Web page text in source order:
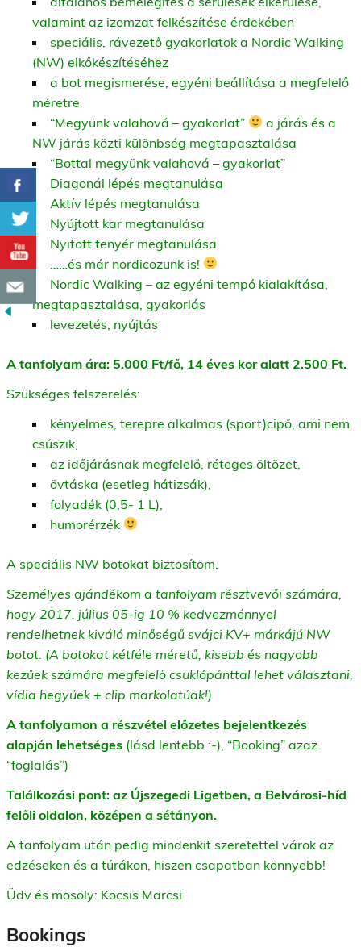
valamint az izomzat felkészítése érdekében
speciális, rávezető gyakorlatok a Nordic Walking
(NW) elkőkészítéséhez
a bot megismerése, egyéni beállítása a megfelelő
méretre
“Megyünk valahová – gyakorlat”
a járás és a
NW járás közti különbség megtapasztalása
“Bottal megyünk valahová – gyakorlat”
Diagonál lépés megtanulása
Aktív lépés megtanulása
Nyújtott kar megtanulása
Nyitott tenyér megtanulása
……és már nordicozunk is!
Nordic Walking – az egyéni tempó kialakítása,
megtapasztalása, gyakorlás
levezetés, nyújtás
A tanfolyam ára: 5.000 Ft/fő, 14 éves kor alatt 2.500 Ft.
Szükséges felszerelés:
kényelmes, terepre alkalmas (sport)cipő, ami nem
csúszik,
az időjárásnak megfelelő, réteges öltözet,
övtáska (esetleg hátizsák),
folyadék (0,5- 1 L),
humorérzék
A speciális NW botokat biztosítom.
Személyes ajándékom a tanfolyam résztvevői számára,
hogy 2017. július 05-ig 10 % kedvezménnyel
rendelhetnek kiváló minőségű svájci KV+ márkájú NW
botot. (A botokat kétféle méretű, kisebb és nagyobb
kezűek számára megfelelő csuklópánttal lehet választani,
vídia hegyűek + clip markolatúak!)
A tanfolyamon a részvétel előzetes bejelentkezés
alapján lehetséges (lásd lentebb :-), “Booking” azaz
“foglalás”)
Találkozási pont: az Újszegedi Ligetben, a Belvárosi-híd
felőli oldalon, középen a sétányon.
A tanfolyam után pedig mindenkit szeretettel várok az
edzéseken és a túrákon, hiszen csapatban könnyebb!
Üdv és mosoly: Kocsis Marcsi
Bookings